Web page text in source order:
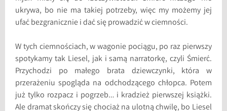
ukrywa, bo nie ma takiej potrzeby, więc my możemy jej
ufać bezgranicznie i dać się prowadzić w ciemności.
W tych ciemnościach, w wagonie pociągu, po raz pierwszy
spotykamy tak Liesel, jak i samą narratorkę, czyli Śmierć.
Przychodzi po małego brata dziewczynki, która w
przerażeniu spogląda na odchodzącego chłopca. Potem
już tylko rozpacz i pogrzeb… i kradzież pierwszej książki.
Ale dramat skończy się chociaż na ulotną chwilę, bo Liesel